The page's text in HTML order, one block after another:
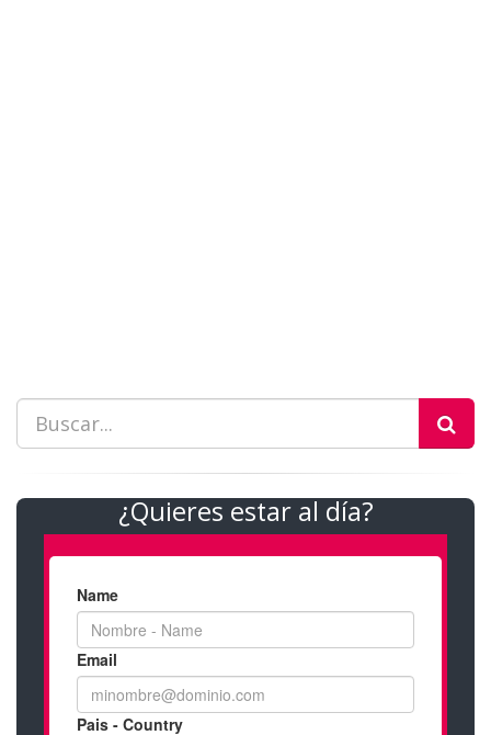
¿Quieres estar al día?